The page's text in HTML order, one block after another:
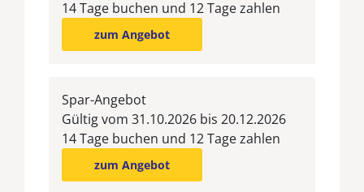
14 Tage buchen und 12 Tage zahlen
zum Angebot
Spar-Angebot
Gültig vom 31.10.2026 bis 20.12.2026
14 Tage buchen und 12 Tage zahlen
zum Angebot